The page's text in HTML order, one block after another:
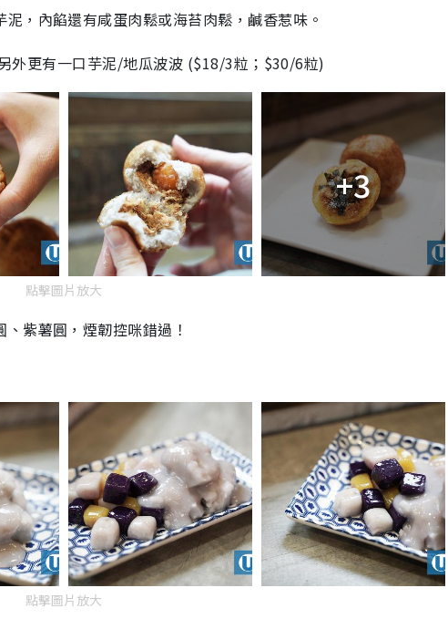
，內餡還有咸蛋肉鬆或海苔肉鬆，鹹香惹味。
外更有一口芋泥/地瓜波波 ($18/3粒；$30/6粒)
+3
點擊圖片放大
紫薯圓，煙韌控咪錯過！
點擊圖片放大